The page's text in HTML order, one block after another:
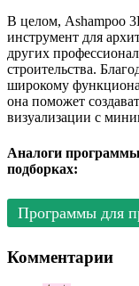
В целом, Ashampoo
инструмент для
других
строительства.
широкому
она поможет
визуализации с
Аналоги
подборках:
Программы для
Комментарии